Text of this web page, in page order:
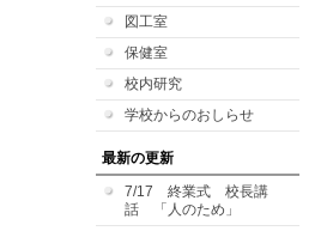
図工室
保健室
校内研究
学校からのおしらせ
最新の更新
7/17 終業式 校長講
話 「人のため」